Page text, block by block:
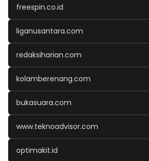
freespin.co.id
liganusantara.com
redaksiharian.com
kolamberenang.com
bukasuara.com
www.teknoadvisor.com
optimakit.id